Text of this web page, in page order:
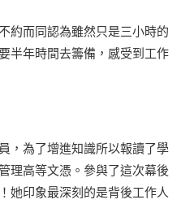
約而同認為雖然只是三小時的
半年時間去籌備，感受到工作
，為了增進知識所以報讀了學
理高等文憑。參與了這次幕後
她印象最深刻的是背後工作人